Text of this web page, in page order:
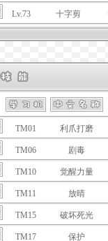
Lv.73 十字剪
TM01 利爪打磨
TM06 剧毒
TM10 觉醒力量
TM11 放晴
TM15 破坏死光
TM17 保护